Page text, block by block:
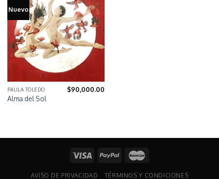
Nuevo
PAULA TOLEDO
Alma del Sol
$90,000.00
AVISO DE PRIVACIDAD TÉRMINOS Y CONDICIONES